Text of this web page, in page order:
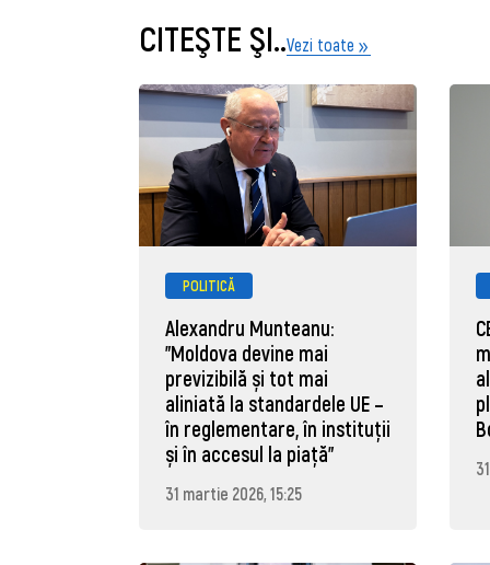
CITEŞTE ŞI..Vezi toate
POLITICĂ
Alexandru Munteanu:
"Moldova devine mai
previzibilă și tot mai
aliniată la standardele UE –
în reglementare, în instituții
și în accesul la piață"
31 martie 2026, 15:25